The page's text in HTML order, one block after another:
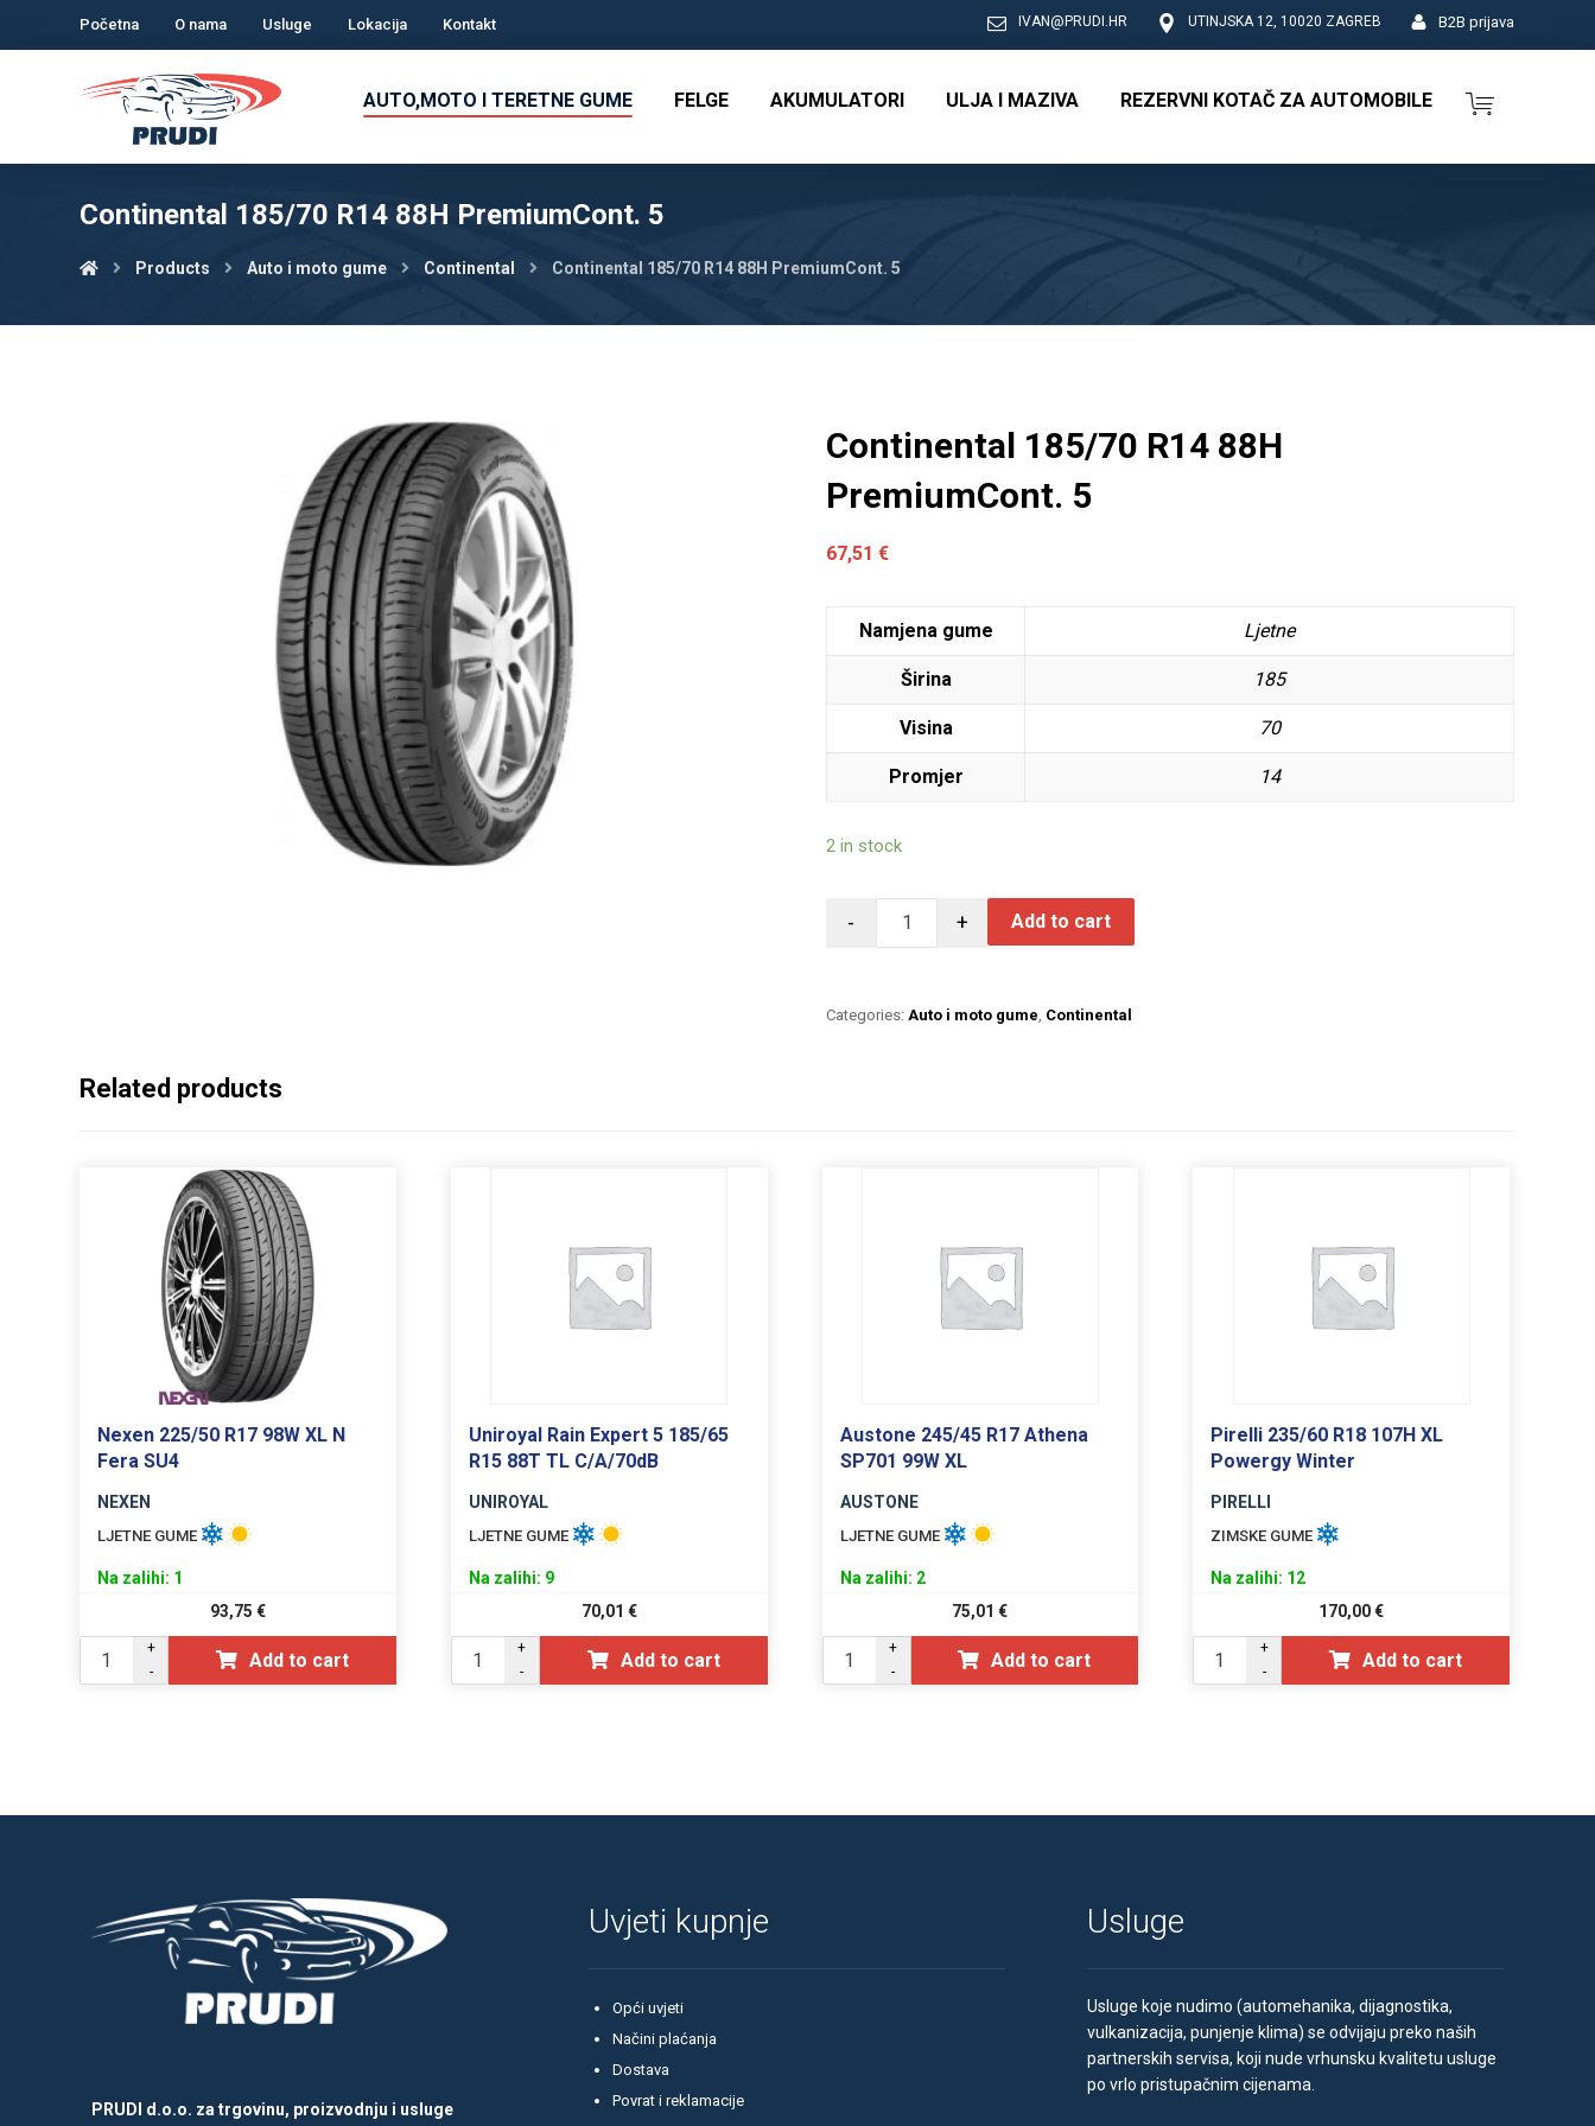
Početna O nama Usluge Lokacija Kontakt B2B prijava
UTINJSKA 12, 10020 ZAGREB
IVAN@PRUDI.HR
AUTO,MOTO I TERETNE GUME FELGE AKUMULATORI ULJA I MAZIVA REZERVNI KOTAČ ZA AUTOMOBILE
Continental 185/70 R14 88H PremiumCont. 5
Products Auto i moto gume Continental Continental 185/70 R14 88H PremiumCont. 5
Continental 185/70 R14 88H
PremiumCont. 5
67,51€
Namjena gume Ljetne
Širina 185
Visina 70
Promjer 14
2 in stock
- + Add to cart
Categories: Auto i moto gume Continental
Related products
Nexen 225/50 R17 98W XL N
Fera SU4
NEXEN
LJETNE GUME
Na zalihi: 1
93,75€
+
-
Add to cart
Uniroyal Rain Expert 5 185/65
R15 88T TL C/A/70dB
UNIROYAL
LJETNE GUME
Na zalihi: 9
70,01 €
+
-
Add to cart
Austone 245/45 R17 Athena
SP701 99W XL
AUSTONE
LJETNE GUME
Na zalihi: 2
75,01€
+
-
Add to cart
Pirelli 235/60 R18 107H XL
Powergy Winter
PIRELLI
ZIMSKE GUME
Na zalihi: 12
170,00€
+
-
Add to cart
PRUDI d.o.o. za trgovinu, proizvodnju i usluge
Uvjeti kupnje
Opći uvjeti
Načini plaćanja
Dostava
Povrat i reklamacije
Usluge
Usluge koje nudimo (automehanika, dijagnostika,
vulkanizacija, punjenje klima) se odvijaju preko naših
partnerskih servisa, koji nude vrhunsku kvalitetu usluge
po vrlo pristupačnim cijenama.